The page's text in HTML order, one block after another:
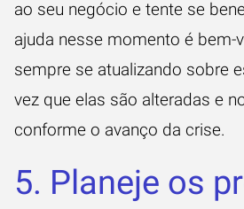
ao seu negócio e tente se
ajuda nesse momento é bem-
sempre se atualizando sobre
vez que elas são alteradas e
conforme o avanço da crise.
5. Planeje os